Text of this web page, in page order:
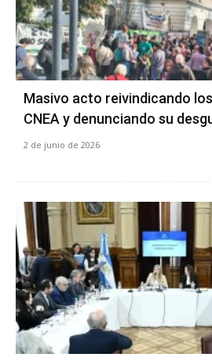
Masivo acto reivindicando
CNEA y denunciando su
2 de junio de 2026